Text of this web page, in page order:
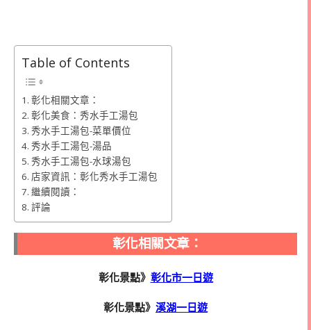
Table of Contents
彰化相關文章：
彰化美食：秀水手工湯包
秀水手工湯包-菜單價位
秀水手工湯包-湯品
秀水手工湯包-水球湯包
店家資訊：彰化秀水手工湯包
繼續閱讀：
評論
彰化相關文章：
彰化景點》 彰化市一日遊
彰化景點》 溪湖一日遊